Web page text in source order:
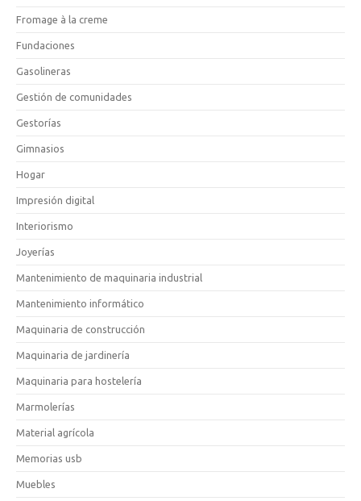
Fromage à la creme
Fundaciones
Gasolineras
Gestión de comunidades
Gestorías
Gimnasios
Hogar
Impresión digital
Interiorismo
Joyerías
Mantenimiento de maquinaria industrial
Mantenimiento informático
Maquinaria de construcción
Maquinaria de jardinería
Maquinaria para hostelería
Marmolerías
Material agrícola
Memorias usb
Muebles